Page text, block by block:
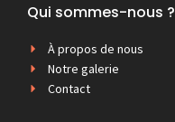
Qui sommes-nous ?
À propos de nous
Notre galerie
Contact